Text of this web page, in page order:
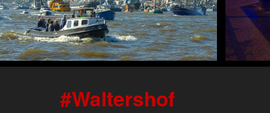
Waltershof